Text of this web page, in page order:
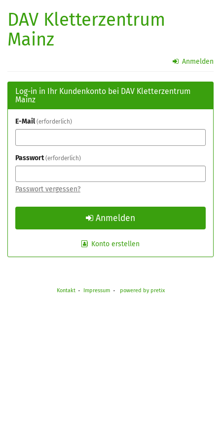
Haupt-
springen
DAV Kletterzentrum
Mainz
Anmelden
Log-in in Ihr Kundenkonto bei DAV Kletterzentrum
Mainz
E-Mail erforderlich
Passwort erforderlich
Passwort vergessen?
Anmelden
Konto erstellen
Kontakt Impressum powered by pretix